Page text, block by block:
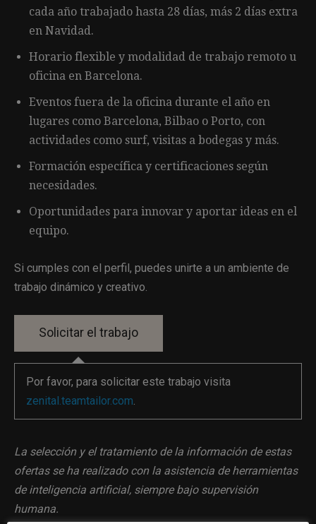
cada año trabajado hasta 28 días, más 2 días extra
en Navidad.
Horario flexible y modalidad de trabajo remoto u
oficina en Barcelona.
Eventos fuera de la oficina durante el año en
lugares como Barcelona, Bilbao o Porto, con
actividades como surf, visitas a bodegas y más.
Formación específica y certificaciones según
necesidades.
Oportunidades para innovar y aportar ideas en el
equipo.
Si cumples con el perfil, puedes unirte a un ambiente de
trabajo dinámico y creativo.
Por favor, para solicitar este trabajo visita
zenital.teamtailor.com.
La selección y el tratamiento de la información de estas
ofertas se ha realizado con la asistencia de herramientas
de inteligencia artificial, siempre bajo supervisión
humana.